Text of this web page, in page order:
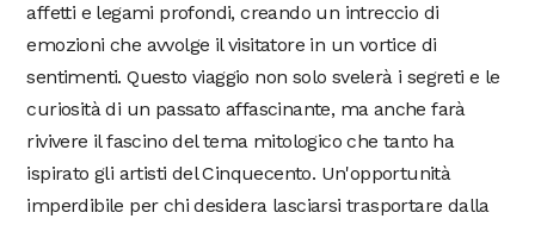
affetti e legami profondi, creando un intreccio di
emozioni che avvolge il visitatore in un vortice di
sentimenti. Questo viaggio non solo svelerà i segreti e le
curiosità di un passato affascinante, ma anche farà
rivivere il fascino del tema mitologico che tanto ha
ispirato gli artisti del Cinquecento. Un'opportunità
imperdibile per chi desidera lasciarsi trasportare dalla